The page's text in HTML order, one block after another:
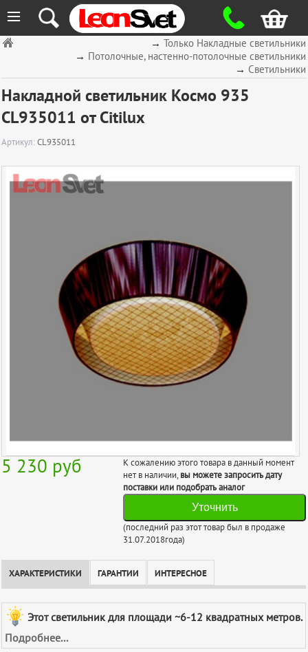
≡
→ Только Накладные светильники
→ Потолочные, настенно-потолочные светильники
→ Светильники
Накладной светильник Космо 935
CL935011 от Citilux
Артикул:CL935011
5 230 руб
К сожалению этого товара в данный момент
нет в наличии,вы можете запросить дату
поставки или подобрать аналог
Уточнить
(последний раз этот товар был в продаже
31.07.2018года)
ХАРАКТЕРИСТИКИ ГАРАНТИИ ИНТЕРЕСНОЕ
Этот светильник для площади ~6-12 квадратных метров.
Подробнее...